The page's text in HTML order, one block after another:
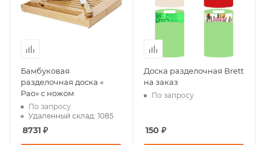
Бамбуковая
разделочная доска «
Pao» с ножом
По запросу
Удаленный склад: 1085
8731 ₽
Доска разделочная Brett
на заказ
По запросу
150 ₽